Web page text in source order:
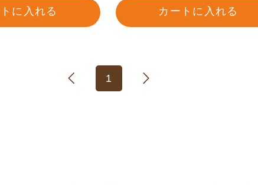
に入れる カートに入れる
1